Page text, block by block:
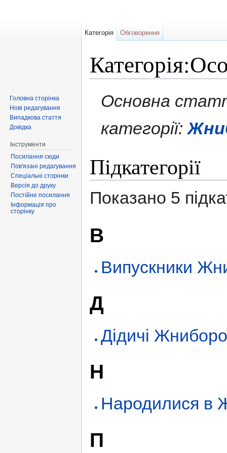
Основна
категорії:
Підкатегорії
Показано 5
В
Випускники
Д
Дідичі
Н
Народилися в
П
Категорія Обговорення
Головна сторінка
Нові редагування
Випадкова стаття
Довідка
Інструменти
Посилання сюди
Пов'язані редагування
Спеціальні сторінки
Версія до друку
Постійне посилання
Інформація про
сторінку